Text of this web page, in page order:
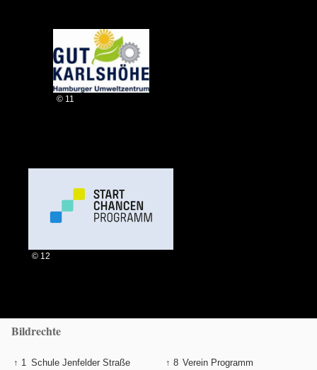
© 11
© 12
Bildrechte
↑ 1 Schule Jenfelder Straße
↑ 8 Verein Programm